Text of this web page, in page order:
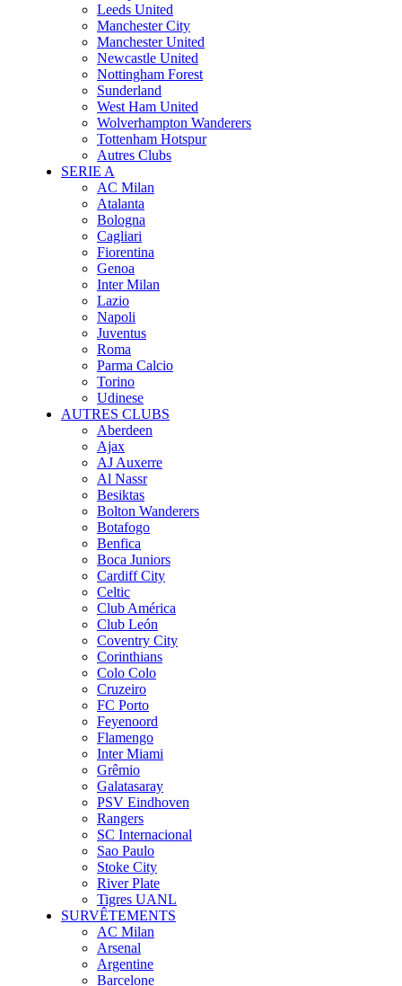
Leeds United
Manchester City
Manchester United
Newcastle United
Nottingham Forest
Sunderland
West Ham United
Wolverhampton Wanderers
Tottenham Hotspur
Autres Clubs
SERIE A
AC Milan
Atalanta
Bologna
Cagliari
Fiorentina
Genoa
Inter Milan
Lazio
Napoli
Juventus
Roma
Parma Calcio
Torino
Udinese
AUTRES CLUBS
Aberdeen
Ajax
AJ Auxerre
Al Nassr
Besiktas
Bolton Wanderers
Botafogo
Benfica
Boca Juniors
Cardiff City
Celtic
Club América
Club León
Coventry City
Corinthians
Colo Colo
Cruzeiro
FC Porto
Feyenoord
Flamengo
Inter Miami
Grêmio
Galatasaray
PSV Eindhoven
Rangers
SC Internacional
Sao Paulo
Stoke City
River Plate
Tigres UANL
SURVÊTEMENTS
AC Milan
Arsenal
Argentine
Barcelone